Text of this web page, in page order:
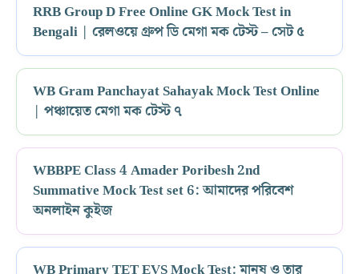
RRB Group D Free Online GK Mock Test in
Bengali | রেলওয়ে গ্রুপ ডি মেগা মক টেস্ট – সেট ৫
WB Gram Panchayat Sahayak Mock Test Online
| পঞ্চায়েত মেগা মক টেস্ট ৭
WBBPE Class 4 Amader Poribesh 2nd
Summative Mock Test set 6: আমাদের পরিবেশ
অনলাইন কুইজ